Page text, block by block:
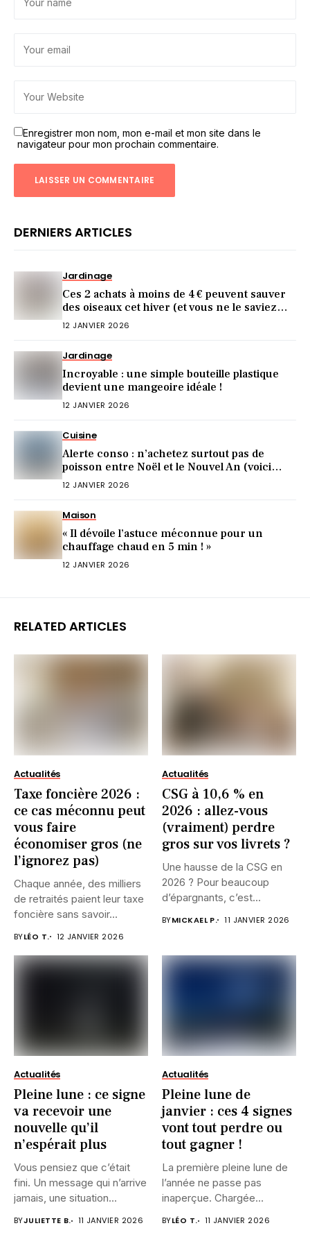
Enregistrer mon nom, mon e-mail et mon site dans le
navigateur pour mon prochain commentaire.
DERNIERS ARTICLES
Jardinage
Ces 2 achats à moins de 4 € peuvent sauver
des oiseaux cet hiver (et vous ne le saviez
pas)
12 JANVIER 2026
Jardinage
Incroyable : une simple bouteille plastique
devient une mangeoire idéale !
12 JANVIER 2026
Cuisine
Alerte conso : n’achetez surtout pas de
poisson entre Noël et le Nouvel An (voici
pourquoi)
12 JANVIER 2026
Maison
« Il dévoile l’astuce méconnue pour un
chauffage chaud en 5 min ! »
12 JANVIER 2026
RELATED ARTICLES
Actualités
Taxe foncière 2026 :
ce cas méconnu peut
vous faire
économiser gros (ne
l’ignorez pas)
Chaque année, des milliers
de retraités paient leur taxe
foncière sans savoir...
BYLÉO T. 12 JANVIER 2026
Actualités
CSG à 10,6 % en
2026 : allez-vous
(vraiment) perdre
gros sur vos livrets ?
Une hausse de la CSG en
2026 ? Pour beaucoup
d’épargnants, c’est...
BYMICKAEL P. 11 JANVIER 2026
Actualités
Pleine lune : ce signe
va recevoir une
nouvelle qu’il
n’espérait plus
Vous pensiez que c’était
fini. Un message qui n’arrive
jamais, une situation...
BYJULIETTE B. 11 JANVIER 2026
Actualités
Pleine lune de
janvier : ces 4 signes
vont tout perdre ou
tout gagner !
La première pleine lune de
l’année ne passe pas
inaperçue. Chargée
d’intensité,...
BYLÉO T. 11 JANVIER 2026